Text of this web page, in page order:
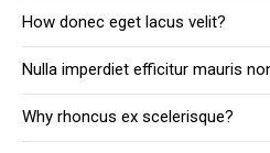
How donec eget lacus velit?
Nulla imperdiet efficitur mauris
Why rhoncus ex scelerisque?